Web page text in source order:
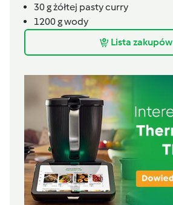
30gżółtej pasty curry
1200gwody
Lista zakupów